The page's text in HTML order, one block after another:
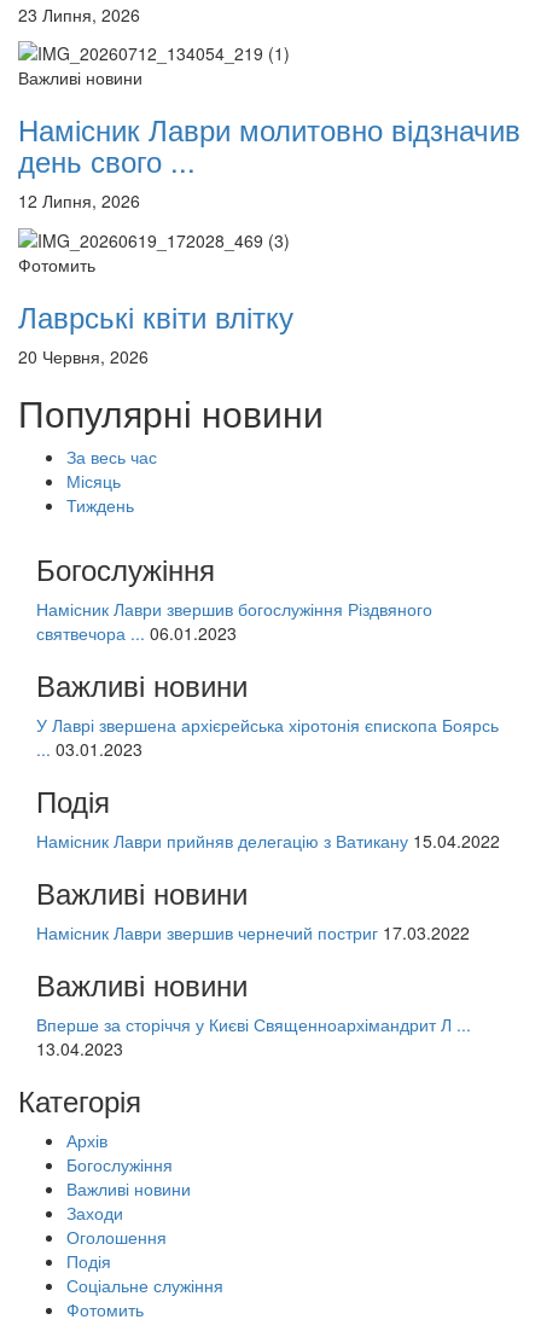
23 Липня, 2026
Важливі новини
Намісник Лаври молитовно відзначив
день свого ...
12 Липня, 2026
Фотомить
Лаврські квіти влітку
20 Червня, 2026
Популярні новини
За весь час
Місяць
Тиждень
Богослужіння
Намісник Лаври звершив богослужіння Різдвяного
святвечора ... 06.01.2023
Важливі новини
У Лаврі звершена архієрейська хіротонія єпископа Боярсь
... 03.01.2023
Подія
Намісник Лаври прийняв делегацію з Ватикану 15.04.2022
Важливі новини
Намісник Лаври звершив чернечий постриг 17.03.2022
Важливі новини
Вперше за сторіччя у Києві Священноархімандрит Л ...
13.04.2023
Категорія
Архів
Богослужіння
Важливі новини
Заходи
Оголошення
Подія
Соціальне служіння
Фотомить